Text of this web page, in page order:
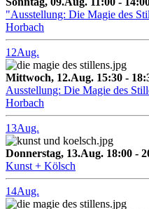
"Ausstellung: Die Magie des
Horbach
12Aug.
Mittwoch, 12.Aug. 15:30 -
Ausstellung: Die Magie des
Horbach
13Aug.
Donnerstag, 13.Aug. 18:00 -
Kunst + Kölsch
14Aug.